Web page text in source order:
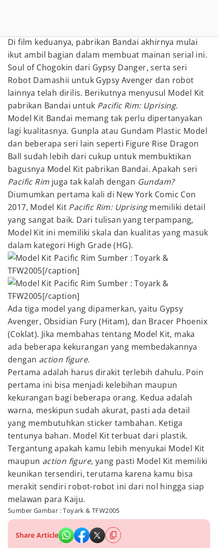
Di film keduanya, pabrikan Bandai akhirnya mulai
ikut ambil bagian dalam membuat mainan serial ini.
Soul of Chogokin dari Gypsy Danger, serta seri
Robot Damashii untuk Gypsy Avenger dan robot
lainnya telah dirilis. Berikutnya menyusul Model Kit
pabrikan Bandai untuk Pacific Rim: Uprising.
Model Kit Bandai memang tak perlu dipertanyakan
lagi kualitasnya. Gunpla atau Gundam Plastic Model
dan beberapa seri lain seperti Figure Rise Dragon
Ball sudah lebih dari cukup untuk membuktikan
bagusnya Model Kit pabrikan Bandai. Apakah seri
Pacific Rim juga tak kalah dengan Gundam?
Diumumkan pertama kali di New York Comic Con
2017, Model Kit Pacific Rim: Uprisingmemiliki detail
yang sangat baik. Dari tulisan yang terpampang,
Model Kit ini memiliki skala dan kualitas yang masuk
dalam kategori High Grade (HG).
Sumber : Toyark &
TFW2005[/caption]
Sumber : Toyark &
TFW2005[/caption]
Ada tiga model yang dipamerkan, yaitu Gypsy
Avenger, Obsidian Fury (Hitam), dan Bracer Phoenix
(Coklat). Jika membahas tentang Model Kit, maka
ada beberapa kekurangan yang membedakannya
dengan action figure.
Pertama adalah harus dirakit terlebih dahulu. Poin
pertama ini bisa menjadi kelebihan maupun
kekurangan bagi beberapa orang. Kedua adalah
warna, meskipun sudah akurat, pasti ada detail
yang membutuhkan sticker tambahan. Ketiga
tentunya bahan. Model Kit terbuat dari plastik.
Tergantung apakah kamu lebih menyukai Model Kit
maupun action figure, yang pasti Model Kit memiliki
keunikan tersendiri, terutama karena kamu bisa
merakit sendiri robot-robot ini dari nol hingga siap
melawan para Kaiju.
Sumber Gambar : Toyark & TFW2005
Share Article